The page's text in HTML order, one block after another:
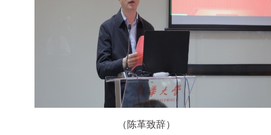
（陈革致辞）